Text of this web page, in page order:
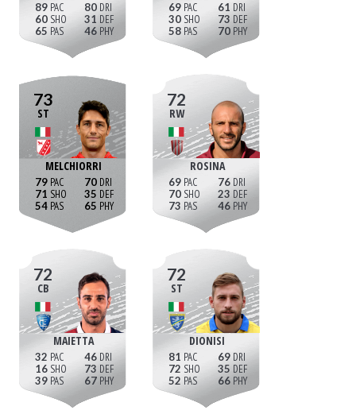
89
60
65
80
31
46
69
30
58
61
73
70
73
ST
MELCHIORRI
79
71
54
70
35
65
72
RW
ROSINA
69
70
73
76
23
46
72
CB
MAIETTA
32
16
39
46
73
67
72
ST
DIONISI
81
72
52
69
35
66